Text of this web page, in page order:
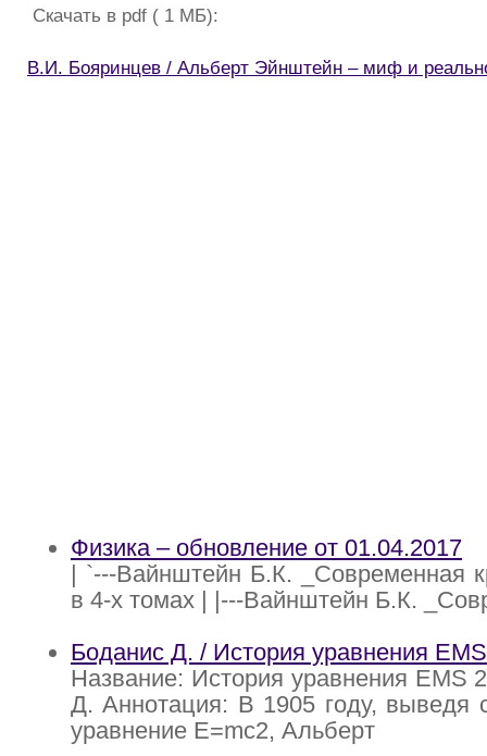
Скачать в pdf ( 1 МБ):
В.И. Бояринцев / Альберт Эйнштейн – миф и
Физика – обновление от 01.04.2017
| `---Вайнштейн Б.К. _Современная
в 4-х томах | |---Вайнштейн Б.К.
Боданис Д. / История уравнения
Название: История уравнения EMS
Д. Аннотация: В 1905 году, выведя
уравнение E=mc2, Альберт